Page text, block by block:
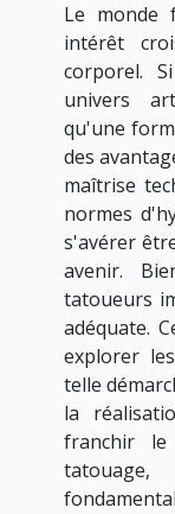
Le monde
intérêt
corporel.
univers
qu'une
des
maîtrise
normes
s'avérer
avenir.
tatoueurs
adéquate.
explorer
telle
la
franchir